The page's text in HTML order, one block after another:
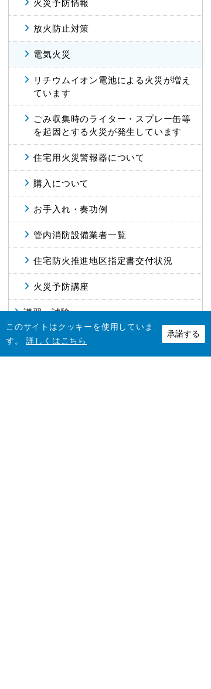
火災予防情報
放火防止対策
電気火災
リチウムイオン電池による火災が増え
ています
ごみ収集時のライター・スプレー缶等
を起因とする火災が発生しています
住宅用火災警報器について
購入について
お手入れ・奏功例
管内消防設備業者一覧
住宅防火推進地区指定書交付状況
火災予防講座
講習・試験
このサイトはクッキーを使用していま
す。詳しくはこちら
承諾する